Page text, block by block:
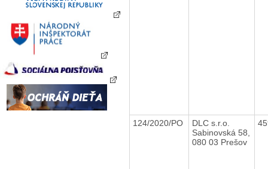
124/2020/PO
DLC s.r.o.
Sabinovská 58,
080 03 Prešov